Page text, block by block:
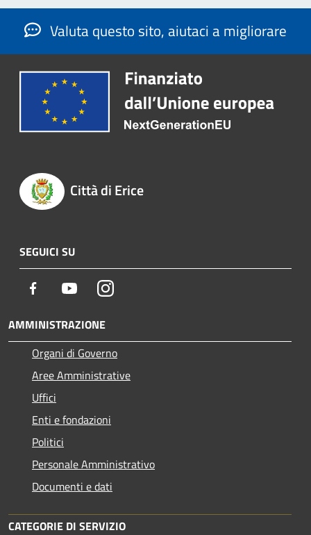
Valuta questo sito, aiutaci a migliorare
Città di Erice
SEGUICI SU
Facebook YoutubeInstagram
AMMINISTRAZIONE
Organi di Governo
Aree Amministrative
Uffici
Enti e fondazioni
Politici
Personale Amministrativo
Documenti e dati
CATEGORIE DI SERVIZIO